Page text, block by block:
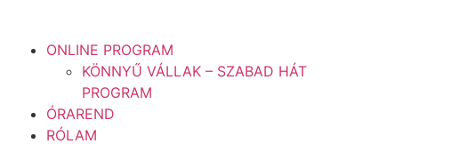
ONLINE PROGRAM
KÖNNYŰ VÁLLAK – SZABAD HÁT
PROGRAM
ÓRAREND
RÓLAM